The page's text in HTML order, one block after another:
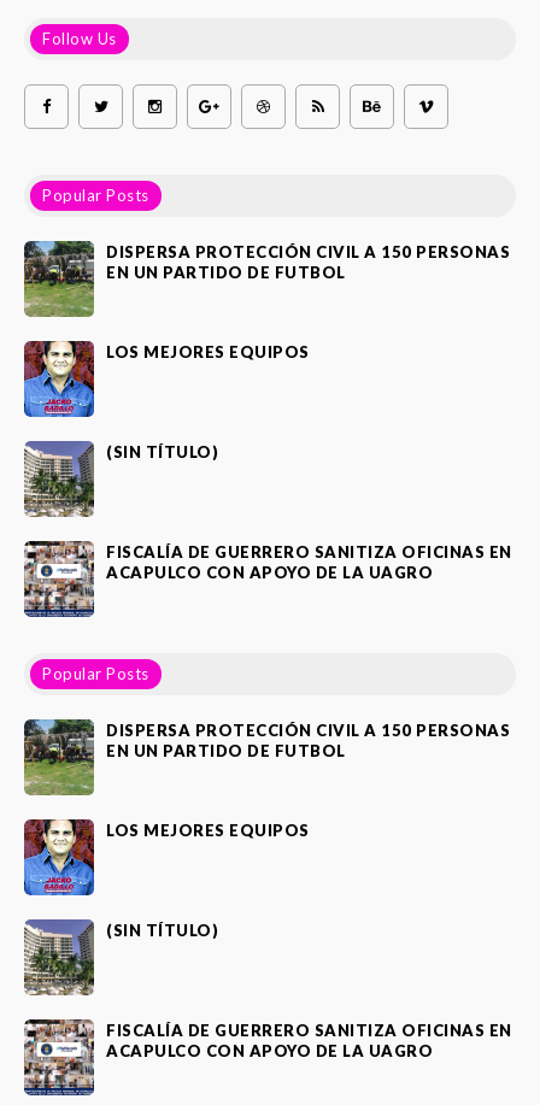
Follow Us
Popular Posts
DISPERSA PROTECCIÓN CIVIL A 150 PERSONAS
EN UN PARTIDO DE FUTBOL
LOS MEJORES EQUIPOS
(SIN TÍTULO)
FISCALÍA DE GUERRERO SANITIZA OFICINAS EN
ACAPULCO CON APOYO DE LA UAGRO
Popular Posts
DISPERSA PROTECCIÓN CIVIL A 150 PERSONAS
EN UN PARTIDO DE FUTBOL
LOS MEJORES EQUIPOS
(SIN TÍTULO)
FISCALÍA DE GUERRERO SANITIZA OFICINAS EN
ACAPULCO CON APOYO DE LA UAGRO